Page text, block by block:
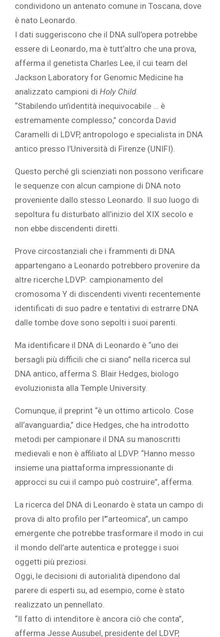
condividono un antenato comune in Toscana, dove
è nato Leonardo.
I dati suggeriscono che il DNA sull’opera potrebbe
essere di Leonardo, ma è tutt’altro che una prova,
afferma il genetista Charles Lee, il cui team del
Jackson Laboratory for Genomic Medicine ha
analizzato campioni di Holy Child.
“Stabilendo un’identità inequivocabile … è
estremamente complesso,” concorda David
Caramelli di LDVP, antropologo e specialista in DNA
antico presso l’Università di Firenze (UNIFI).
Questo perché gli scienziati non possono verificare
le sequenze con alcun campione di DNA noto
proveniente dallo stesso Leonardo. Il suo luogo di
sepoltura fu disturbato all’inizio del XIX secolo e
non ebbe discendenti diretti.
Prove circostanziali che i frammenti di DNA
appartengano a Leonardo potrebbero provenire da
altre ricerche LDVP: campionamento del
cromosoma Y di discendenti viventi recentemente
identificati di suo padre e tentativi di estrarre DNA
dalle tombe dove sono sepolti i suoi parenti.
Ma identificare il DNA di Leonardo è “uno dei
bersagli più difficili che ci siano” nella ricerca sul
DNA antico, afferma S. Blair Hedges, biologo
evoluzionista alla Temple University.
Comunque, il preprint “è un ottimo articolo. Cose
all’avanguardia,” dice Hedges, che ha introdotto
metodi per campionare il DNA su manoscritti
medievali e non è affiliato al LDVP. “Hanno messo
insieme una piattaforma impressionante di
approcci su cui il campo può costruire”, afferma.
La ricerca del DNA di Leonardo è stata un campo di
prova di alto profilo per l'”arteomica”, un campo
emergente che potrebbe trasformare il modo in cui
il mondo dell’arte autentica e protegge i suoi
oggetti più preziosi.
Oggi, le decisioni di autorialità dipendono dal
parere di esperti su, ad esempio, come è stato
realizzato un pennellato.
“Il fatto di intenditore è ancora ciò che conta”,
afferma Jesse Ausubel, presidente del LDVP,